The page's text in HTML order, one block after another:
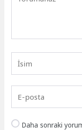
Daha sonraki